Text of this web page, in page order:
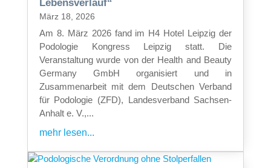
Lebensverlauf“
März 18, 2026
Am 8. März 2026 fand im H4 Hotel Leipzig der
Podologie Kongress Leipzig statt. Die
Veranstaltung wurde von der Health and Beauty
Germany GmbH organisiert und in
Zusammenarbeit mit dem Deutschen Verband
für Podologie (ZFD), Landesverband Sachsen-
Anhalt e. V.,...
mehr lesen...